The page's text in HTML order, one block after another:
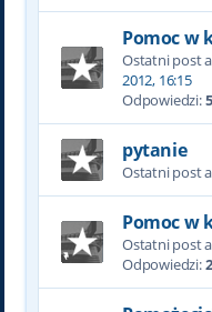
Pomoc w
Ostatni post
2012, 16:15
Odpowiedzi:5
pytanie
Ostatni post
Pomoc w
Ostatni post
Odpowiedzi: